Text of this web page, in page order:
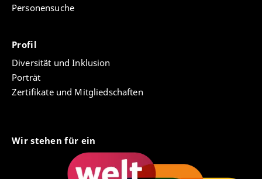
Personensuche
Profil
Diversität und Inklusion
Porträt
Zertifikate und Mitgliedschaften
Wir stehen für ein